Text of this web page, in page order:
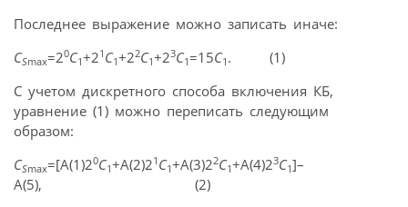
Последнее выражение можно записать иначе:
CSmax=20C1+21 C1+22C1+23C1 =15C1 . (1)
С учетом дискретного способа включения КБ,
уравнение (1) можно переписать следующим
образом:
CSmax=[A(1)20C1+A(2)21 C1+A(3)22C1+A(4)23C1]–
A(5), (2)